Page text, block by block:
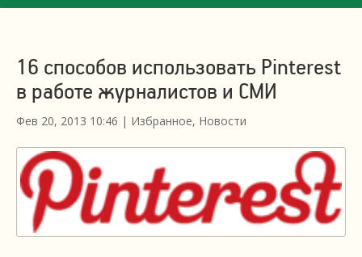
16 способов использовать Pinterest
в работе журналистов и СМИ
Фев 20, 2013 10:46 | Избранное, Новости